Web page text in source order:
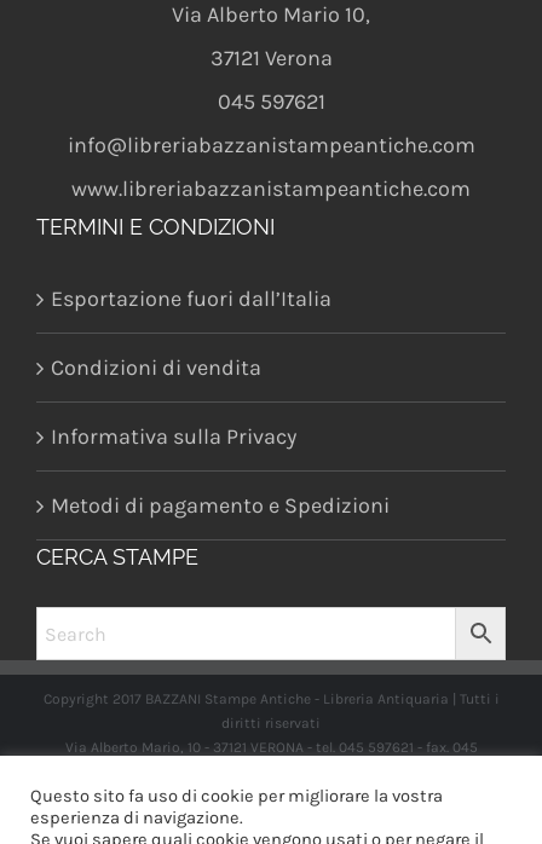
Via Alberto Mario 10,
37121 Verona
045 597621
info@libreriabazzanistampeantiche.com
www.libreriabazzanistampeantiche.com
TERMINI E CONDIZIONI
Esportazione fuori dall’Italia
Condizioni di vendita
Informativa sulla Privacy
Metodi di pagamento e Spedizioni
CERCA STAMPE
Copyright 2017 BAZZANI Stampe Antiche - Libreria Antiquaria | Tutti i
diritti riservati
Via Alberto Mario, 10 - 37121 VERONA - tel. 045 597621 - fax. 045
IT03989970235
Questo sito fa uso di cookie per migliorare la vostra
esperienza di navigazione.
Se vuoi sapere quali cookie vengono usati o per negare il